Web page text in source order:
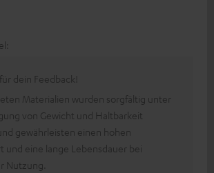
dein Feedback!
Materialien wurden sorgfältig unter
von Gewicht und Haltbarkeit
gewährleisten einen hohen
und eine lange Lebensdauer bei
Nutzung.